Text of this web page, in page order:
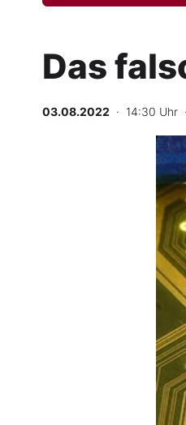
Abo &
BO-
Experten
Mein B:O
Mein
Folgen Sie
Kontakt
Das
03.08.2022 · 14:30 Uhr